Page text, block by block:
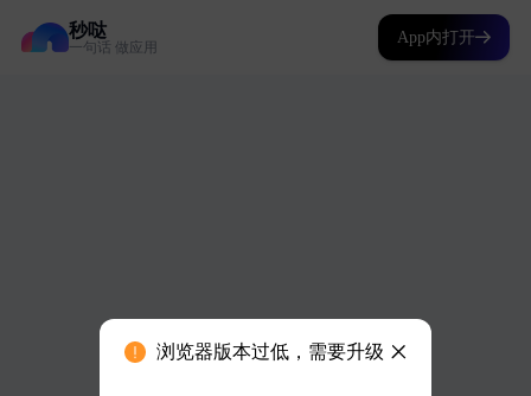
秒哒
一句话 做应用
App内打开
浏览器版本过低，需要升级